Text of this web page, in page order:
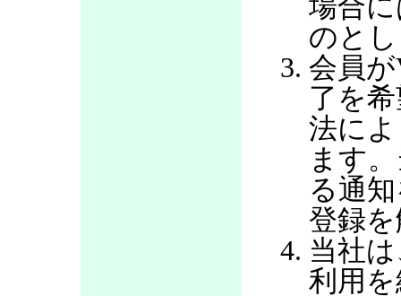
場合
のと
会員
了を
法に
ます
る通
登録
当社
利用